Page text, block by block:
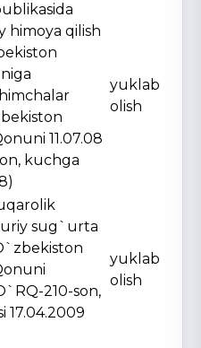
himoya qilish
11.07.08
kuchga
yuklab
olish
sug`urta
210-son,
17.04.2009
yuklab
olish